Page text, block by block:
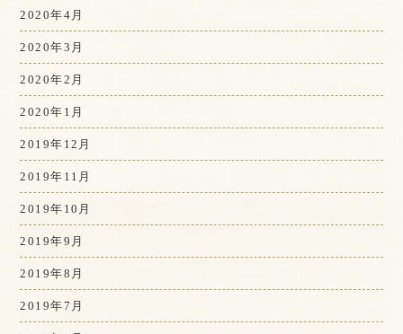
2020年4月
2020年3月
2020年2月
2020年1月
2019年12月
2019年11月
2019年10月
2019年9月
2019年8月
2019年7月